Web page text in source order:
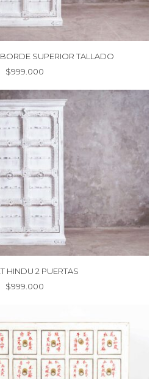
SUPERIOR TALLADO
$999.000
HINDU 2 PUERTAS
$999.000